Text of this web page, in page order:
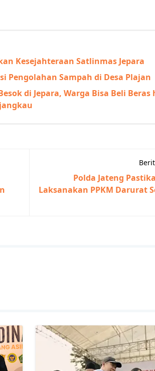
Kesejahteraan Satlinmas Jepara
Pengolahan Sampah di Desa Plajan
di Jepara, Warga Bisa Beli Beras
Polda Jateng
Laksanakan PPKM Darurat